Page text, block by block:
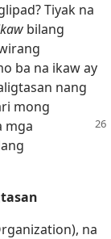
Tiyak na
bilang
ba na ikaw ay
nang
mong
mga
na